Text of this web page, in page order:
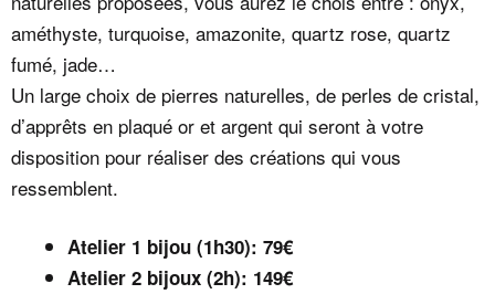
améthyste, turquoise, amazonite, quartz rose, quartz
fumé, jade…
Un large choix de pierres naturelles, de perles de cristal,
d’apprêts en plaqué or et argent qui seront à votre
disposition pour réaliser des créations qui vous
ressemblent.
Atelier 1 bijou (1h30): 79€
Atelier 2 bijoux (2h): 149€